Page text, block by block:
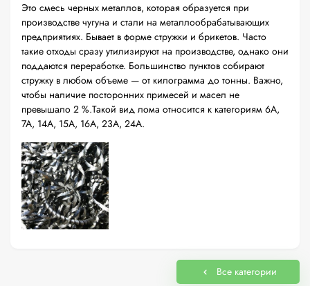
Это смесь черных металлов, которая образуется при
производстве чугуна и стали на металлообрабатывающих
предприятиях. Бывает в форме стружки и брикетов. Часто
такие отходы сразу утилизируют на производстве, однако они
поддаются переработке. Большинство пунктов собирают
стружку в любом объеме — от килограмма до тонны. Важно,
чтобы наличие посторонних примесей и масел не
превышало 2 %.Такой вид лома относится к категориям 6А,
7А, 14А, 15А, 16А, 23А, 24А.
Все категории